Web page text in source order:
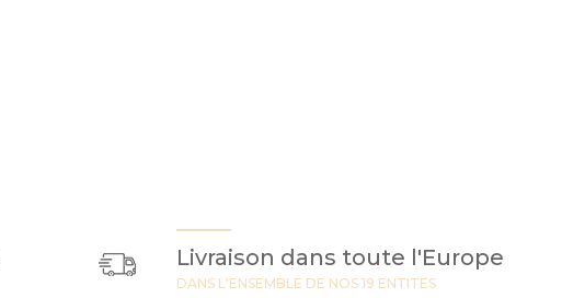
Livraison dans toute l'Europe
DANS L'ENSEMBLE DE NOS 19 ENTITES